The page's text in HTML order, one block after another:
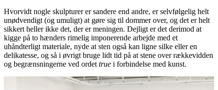
Hvorvidt nogle skulpturer er sandere end andre, er selvfølgelig helt
unødvendigt (og umuligt) at gøre sig til dommer over, og det er helt
sikkert heller ikke det, der er meningen. Dejligt er det derimod at
kigge på to hænders rimelig imponerende arbejde med et
uhåndterligt materiale, nyde at sten også kan ligne silke eller en
delikatesse, og så i øvrigt bruge lidt tid på at stene over rækkevidden
og begrænsningerne ved ordettrue i forbindelse med kunst.